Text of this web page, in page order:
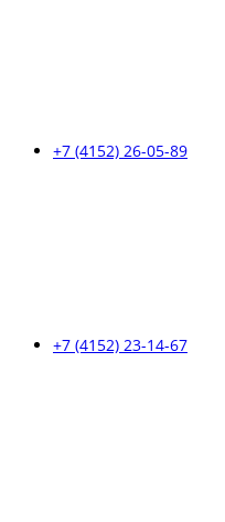
+7 (4152) 26-05-89
+7 (4152) 23-14-67